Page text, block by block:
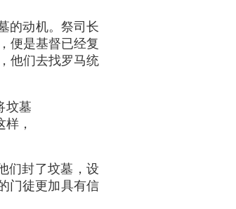
的动机。祭司长
便是基督已经复
他们去找罗马统
坟墓
，
们封了坟墓，设
门徒更加具有信